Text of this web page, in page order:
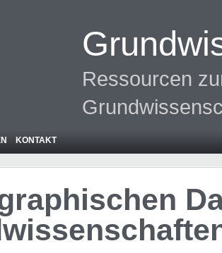
Ressourcen
KONTAKT